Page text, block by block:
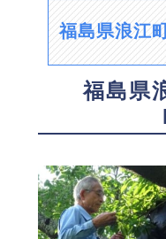
福島県浪江
福島県